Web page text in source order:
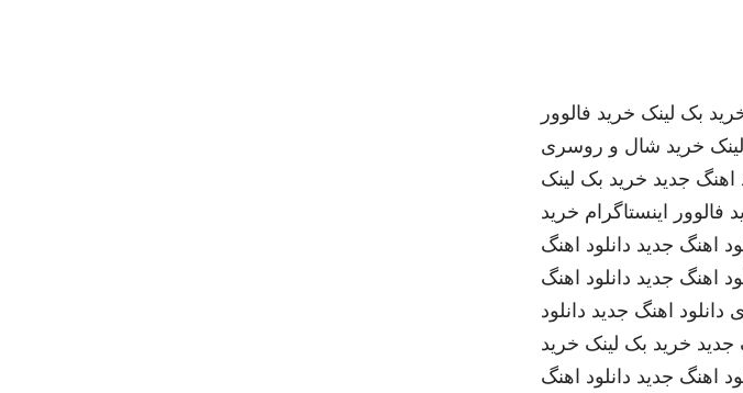
بک لینک خرید فالوور
خرید شال و روسری
اهنگ جدید خرید بک لینک
فالوور اینستاگرام خرید
اهنگ جدید دانلود اهنگ
اهنگ جدید دانلود اهنگ
دانلود اهنگ جدید دانلود
جدید خرید بک لینک خرید
اهنگ جدید دانلود اهنگ